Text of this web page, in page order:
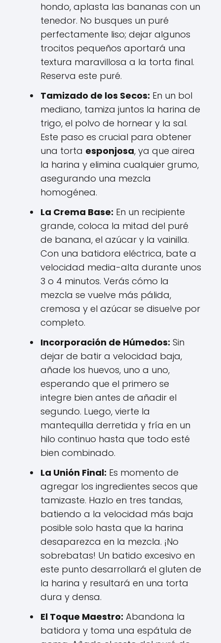
hondo, aplasta las bananas con un
tenedor. No busques un puré
perfectamente liso; dejar algunos
trocitos pequeños aportará una
textura maravillosa a la torta final.
Reserva este puré.
Tamizado de los Secos: En un bol
mediano, tamiza juntos la harina de
trigo, el polvo de hornear y la sal.
Este paso es crucial para obtener
una torta esponjosa, ya que airea
la harina y elimina cualquier grumo,
asegurando una mezcla
homogénea.
La Crema Base: En un recipiente
grande, coloca la mitad del puré
de banana, el azúcar y la vainilla.
Con una batidora eléctrica, bate a
velocidad media-alta durante unos
3 o 4 minutos. Verás cómo la
mezcla se vuelve más pálida,
cremosa y el azúcar se disuelve por
completo.
Incorporación de Húmedos: Sin
dejar de batir a velocidad baja,
añade los huevos, uno a uno,
esperando que el primero se
integre bien antes de añadir el
segundo. Luego, vierte la
mantequilla derretida y fría en un
hilo continuo hasta que todo esté
bien combinado.
La Unión Final: Es momento de
agregar los ingredientes secos que
tamizaste. Hazlo en tres tandas,
batiendo a la velocidad más baja
posible solo hasta que la harina
desaparezca en la mezcla. ¡No
sobrebatas! Un batido excesivo en
este punto desarrollará el gluten de
la harina y resultará en una torta
dura y densa.
El Toque Maestro: Abandona la
batidora y toma una espátula de